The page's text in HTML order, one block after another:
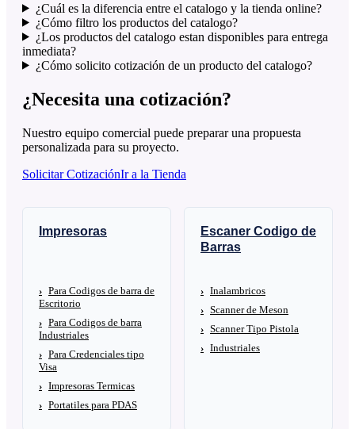
¿Cuál es la diferencia entre el catalogo y la tienda online?
¿Cómo filtro los productos del catalogo?
¿Los productos del catalogo estan disponibles para entrega
inmediata?
¿Cómo solicito cotización de un producto del catalogo?
¿Necesita una cotización?
Nuestro equipo comercial puede preparar una propuesta
personalizada para su proyecto.
Solicitar CotizaciónIr a la Tienda
Impresoras
Para Codigos de barra de
Escritorio
Para Codigos de barra
Industriales
Para Credenciales tipo
Visa
Impresoras Termicas
Portatiles para PDAS
Escaner Codigo de
Barras
Inalambricos
Scanner de Meson
Scanner Tipo Pistola
Industriales